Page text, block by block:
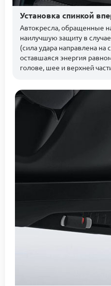
Установка спинкой
Автокресла, обращенные
наилучшую защиту в
(сила удара направлена ​​на
оставшаяся энергия
голове, шее и верхней